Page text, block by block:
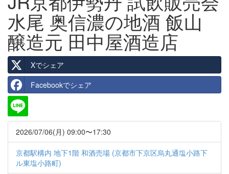
水尾 奥信濃の地酒 飯山
醸造元 田中屋酒造店
Xでシェア
Facebookでシェア
2026/07/06(月) 09:00〜17:30
京都駅構内 地下1階 和酒売場 (京都市下京区烏丸通塩小路下
ル東塩小路町)